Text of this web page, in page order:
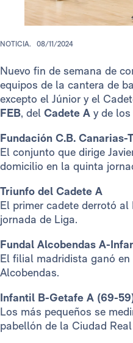
NOTICIA. 08/11/2024
Nuevo fin de semana de
equipos de la cantera de
excepto el Júnior y el
FEB, del Cadete A y de
Fundación C.B. Canarias-
El conjunto que dirige
domicilio en la quinta
Triunfo del Cadete A
El primer cadete derrotó al
jornada de Liga.
Fundal Alcobendas A-
El filial madridista ganó
Alcobendas.
Infantil B-Getafe A (69-
Los más pequeños se
pabellón de la Ciudad